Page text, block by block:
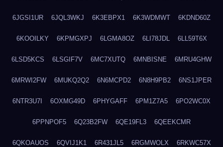
6JGSI1UR 6JQL3WKJ 6K3EBPX1 6K3WDMWT 6KDND60Z
6KOOILKY 6KPMGXPJ 6LGMA8OZ 6LI78JDL 6LL59T6X
6LSD5KCS 6LSGIF7V 6MC7XUTQ 6MNBISNE 6MRU4GHW
6MRWI2FW 6MUKQ2Q2 6N6MCPD2 6N8H9PB2 6NS1JPER
6NTR3U7I 6OXMG49D 6PHYGAFF 6PM1Z7A5 6PO2WC0X
6PPNPOF5 6Q23B2FW 6QE19FL3 6QEEKCMR
6QKOAUOS 6QVIJ1K1 6R431JL5 6RGMWOLX 6RKWC57X